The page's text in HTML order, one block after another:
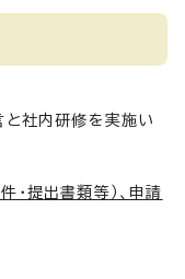
と社内研修を実施い
提出書類等）、申請